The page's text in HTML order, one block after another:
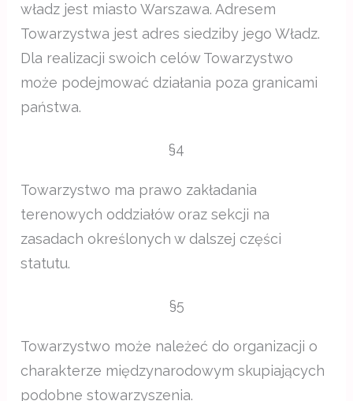
władz jest miasto Warszawa. Adresem
Towarzystwa jest adres siedziby jego Władz.
Dla realizacji swoich celów Towarzystwo
może podejmować działania poza granicami
państwa.
§4
Towarzystwo ma prawo zakładania
terenowych oddziałów oraz sekcji na
zasadach określonych w dalszej części
statutu.
§5
Towarzystwo może należeć do organizacji o
charakterze międzynarodowym skupiających
podobne stowarzyszenia.